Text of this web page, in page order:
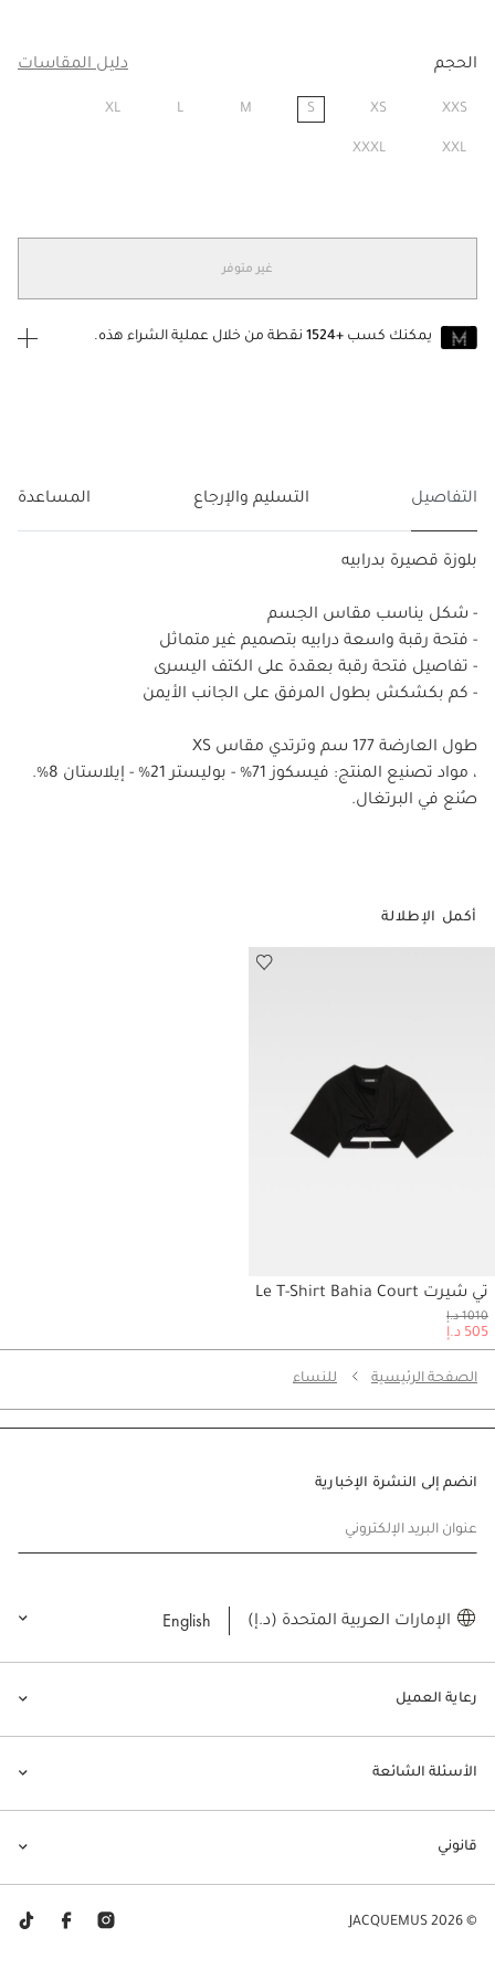
الحجم دليل المقاسات
XXS
XS
S
M
L
XL
XXL
XXXL
غير متوفر
يمكنك كسب +1524
نقطة من خلال عملية الشراء هذه.
التفاصيل التسليم والإرجاع المساعدة
بلوزة قصيرة بدرابيه
- شكل يناسب مقاس الجسم
- فتحة رقبة واسعة درابيه بتصميم غير متماثل
- تفاصيل فتحة رقبة بعقدة على الكتف اليسرى
- كم بكشكش بطول المرفق على الجانب الأيمن
طول العارضة 177 سم وترتدي مقاس XS‏
، مواد تصنيع المنتج: فيسكوز 71% - بوليستر 21% - إيلاستان 8%.
صُنع في البرتغال.
أكمل الإطلالة
تي شيرت Le T-Shirt Bahia Court
حسابي
1010 د.إ
505 د.إ
الصفحة الرئيسية للنساء
رعاية العميل
الأسئلة الشائعة
قانوني
انضم إلى النشرة الإخبارية
عنوان البريد الإلكتروني
الإمارات العربية المتحدة (د.إ) English
© JACQUEMUS 2026